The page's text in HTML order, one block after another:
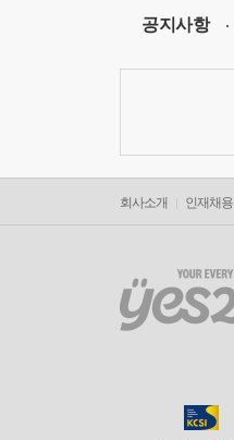
공지사항
회사소개 인재채용